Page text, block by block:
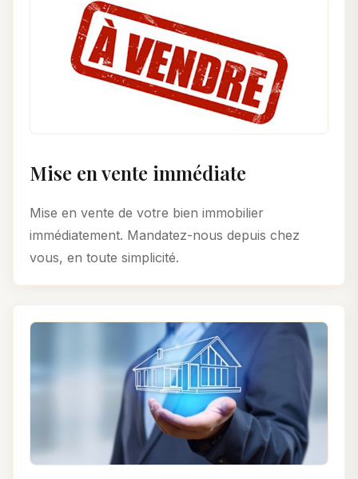
Mise en vente immédiate
Mise en vente de votre bien immobilier
immédiatement. Mandatez-nous depuis chez
vous, en toute simplicité.